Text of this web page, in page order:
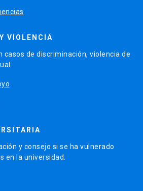
VIOLENCIA
casos de discriminación, violencia de
y consejo si se ha vulnerado
en la universidad.